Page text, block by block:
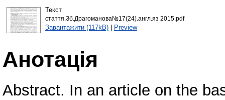
Текст
стаття.Зб.Драгоманова№17(24).англ.яз 2015.pdf
Завантажити (117kB)| Preview
Анотація
Abstract. In an article on the